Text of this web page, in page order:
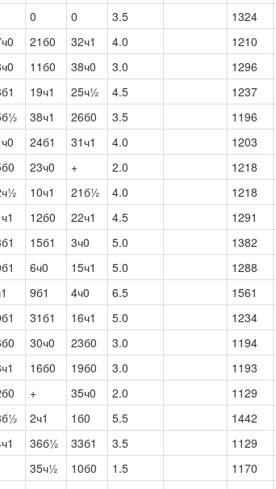
0 0 3.5 1324
21б0 32ч1 4.0 1210
11б0 38ч0 3.0 1296
19ч1 25ч½ 4.5 1237
38ч1 26б0 3.5 1196
24б1 31ч1 4.0 1203
23ч0 + 2.0 1218
10ч1 21б½ 4.0 1218
12б0 22ч1 4.5 1291
15б1 3ч0 5.0 1382
6ч0 15ч1 5.0 1288
9б1 4ч0 6.5 1561
31б1 16ч1 5.0 1234
30ч0 23б0 3.0 1194
16б0 19б0 3.0 1193
+ 35ч0 2.0 1129
2ч1 1б0 5.5 1442
36б½ 33б1 3.5 1129
35ч½ 10б0 1.5 1170